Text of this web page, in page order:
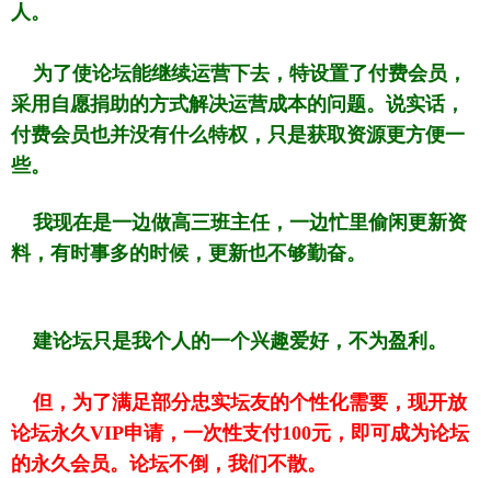
人。
为了使论坛能继续运营下去，特设置了付费会员，
采用自愿捐助的方式解决运营成本的问题。说实话，
付费会员也并没有什么特权，只是获取资源更方便一
些。
我现在是一边做高三班主任，一边忙里偷闲更新资
料，有时事多的时候，更新也不够勤奋。
建论坛只是我个人的一个兴趣爱好，不为盈利。
但，为了满足部分忠实坛友的个性化需要，现开放
论坛永久VIP申请，一次性支付100元，即可成为论坛
的永久会员。论坛不倒，我们不散。